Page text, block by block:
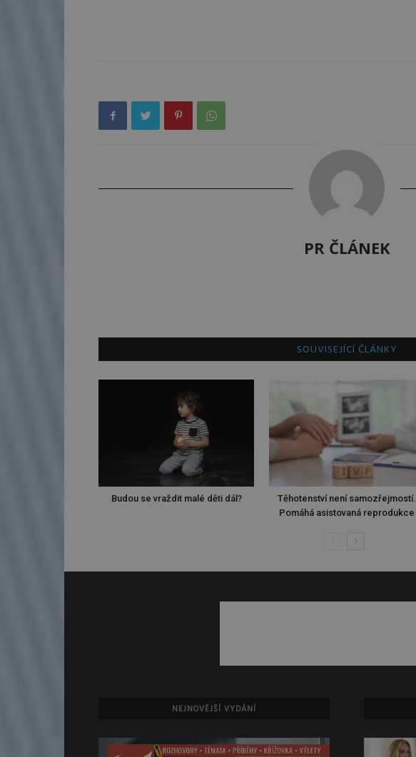
PR ČLÁNEK
SOUVISEJÍCÍ ČLÁNKY
Budou se vraždit malé děti dál?
Těhotenství není samozřejmostí.
Pomáhá asistovaná reprodukce
NEJNOVĚJŠÍ VYDÁNÍ